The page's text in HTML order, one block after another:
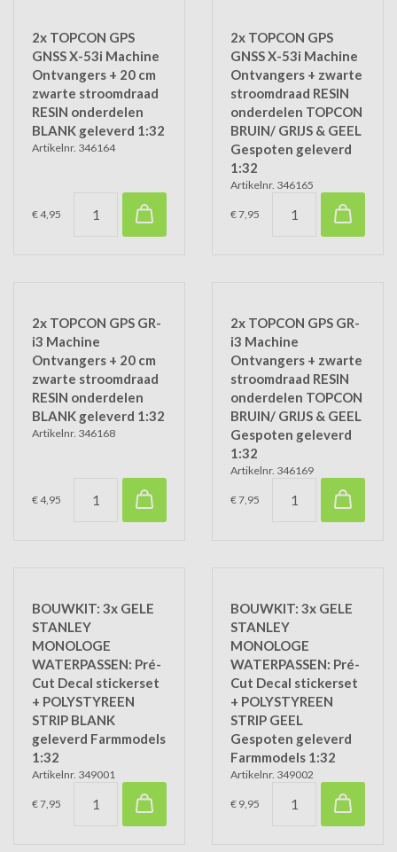
2x TOPCON GPS
GNSS X-53i Machine
Ontvangers + 20 cm
zwarte stroomdraad
RESIN onderdelen
BLANK geleverd 1:32
Artikelnr. 346164
€ 4,95
2x TOPCON GPS
GNSS X-53i Machine
Ontvangers + zwarte
stroomdraad RESIN
onderdelen TOPCON
BRUIN/ GRIJS & GEEL
Gespoten geleverd
1:32
Artikelnr. 346165
€ 7,95
2x TOPCON GPS GR-
i3 Machine
Ontvangers + 20 cm
zwarte stroomdraad
RESIN onderdelen
BLANK geleverd 1:32
Artikelnr. 346168
€ 4,95
2x TOPCON GPS GR-
i3 Machine
Ontvangers + zwarte
stroomdraad RESIN
onderdelen TOPCON
BRUIN/ GRIJS & GEEL
Gespoten geleverd
1:32
Artikelnr. 346169
€ 7,95
BOUWKIT: 3x GELE
STANLEY
MONOLOGE
WATERPASSEN: Pré-
Cut Decal stickerset
+ POLYSTYREEN
STRIP BLANK
geleverd Farmmodels
1:32
Artikelnr. 349001
€ 7,95
BOUWKIT: 3x GELE
STANLEY
MONOLOGE
WATERPASSEN: Pré-
Cut Decal stickerset
+ POLYSTYREEN
STRIP GEEL
Gespoten geleverd
Farmmodels 1:32
Artikelnr. 349002
€ 9,95